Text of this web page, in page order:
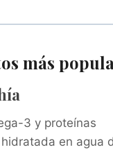
más
3 y proteínas
en agua